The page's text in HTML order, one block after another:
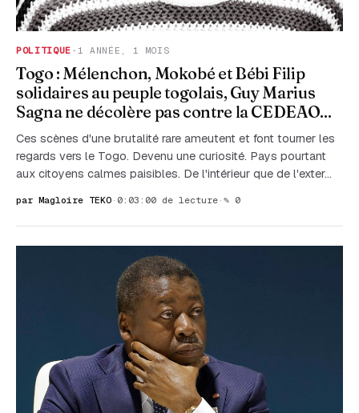
POLITIQUE · 1 ANNÉE, 1 MOIS
Togo : Mélenchon, Mokobé et Bébi Filip
solidaires au peuple togolais, Guy Marius
Sagna ne décolère pas contre la CEDEAO...
Ces scènes d'une brutalité rare ameutent et font tourner les
regards vers le Togo. Devenu une curiosité. Pays pourtant
aux citoyens calmes paisibles. De l'intérieur que de l'exter…
par Magloire TEKO · 0:03:00 de lecture · ✎ 0